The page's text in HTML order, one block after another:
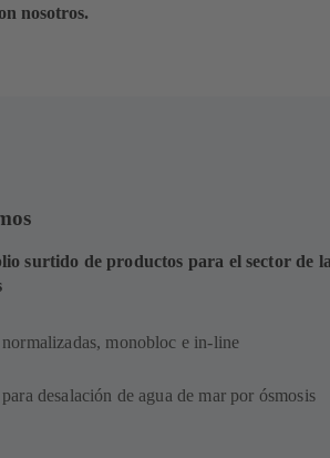
nosotros.
surtido de productos para el sector de
monobloc e in-line
desalación de agua de mar por ósmosis